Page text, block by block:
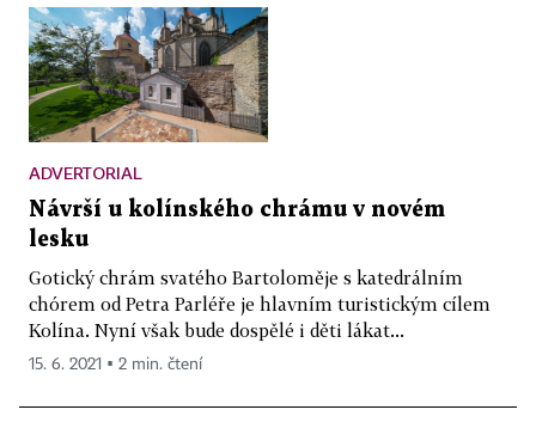
ADVERTORIAL
Návrší u kolínského chrámu v novém
lesku
Gotický chrám svatého Bartoloměje s katedrálním
chórem od Petra Parléře je hlavním turistickým cílem
Kolína. Nyní však bude dospělé i děti lákat...
15. 6. 2021 ▪ 2 min. čtení